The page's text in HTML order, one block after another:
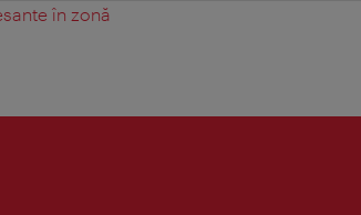
în zonă